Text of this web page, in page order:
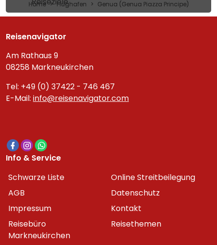
Home Flughafen Genua (Genua Piazza Principe)
Reisenavigator
Am Rathaus 9
08258 Markneukirchen
Tel: +49 (0) 37422 - 746 467
E-Mail: info@reisenavigator.com
Info & Service
Schwarze Liste
Online Streitbeilegung
AGB
Datenschutz
Impressum
Kontakt
Reisebüro
Markneukirchen
Reisethemen